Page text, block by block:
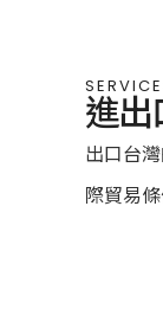
進出
出口台
際貿易